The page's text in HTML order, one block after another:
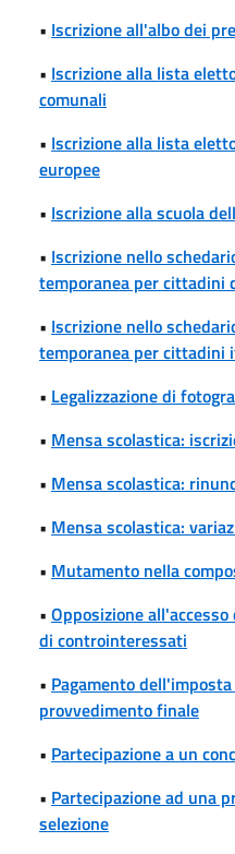
• Iscrizione all'albo dei
• Iscrizione alla lista
comunali
• Iscrizione alla lista
europee
• Iscrizione alla scuola
• Iscrizione nello
temporanea per cittadini
• Iscrizione nello
temporanea per cittadini
• Legalizzazione di
• Mensa scolastica:
• Mensa scolastica:
• Mensa scolastica:
• Mutamento nella
• Opposizione
di controinteressati
• Pagamento
provvedimento finale
• Partecipazione a un
• Partecipazione ad una
selezione